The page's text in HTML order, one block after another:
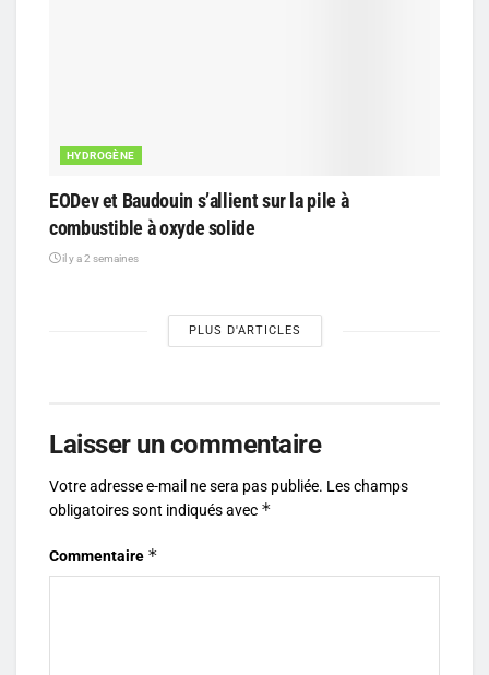
HYDROGÈNE
EODev et Baudouin s’allient sur la pile à
combustible à oxyde solide
il y a 2 semaines
PLUS D'ARTICLES
Laisser un commentaire
Votre adresse e-mail ne sera pas publiée. Les champs
obligatoires sont indiqués avec *
Commentaire *